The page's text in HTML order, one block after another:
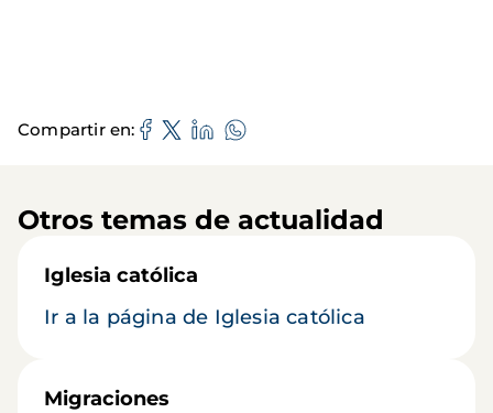
Compartir en
Otros temas de actualidad
Iglesia católica
Ir a la página de Iglesia católica
Migraciones